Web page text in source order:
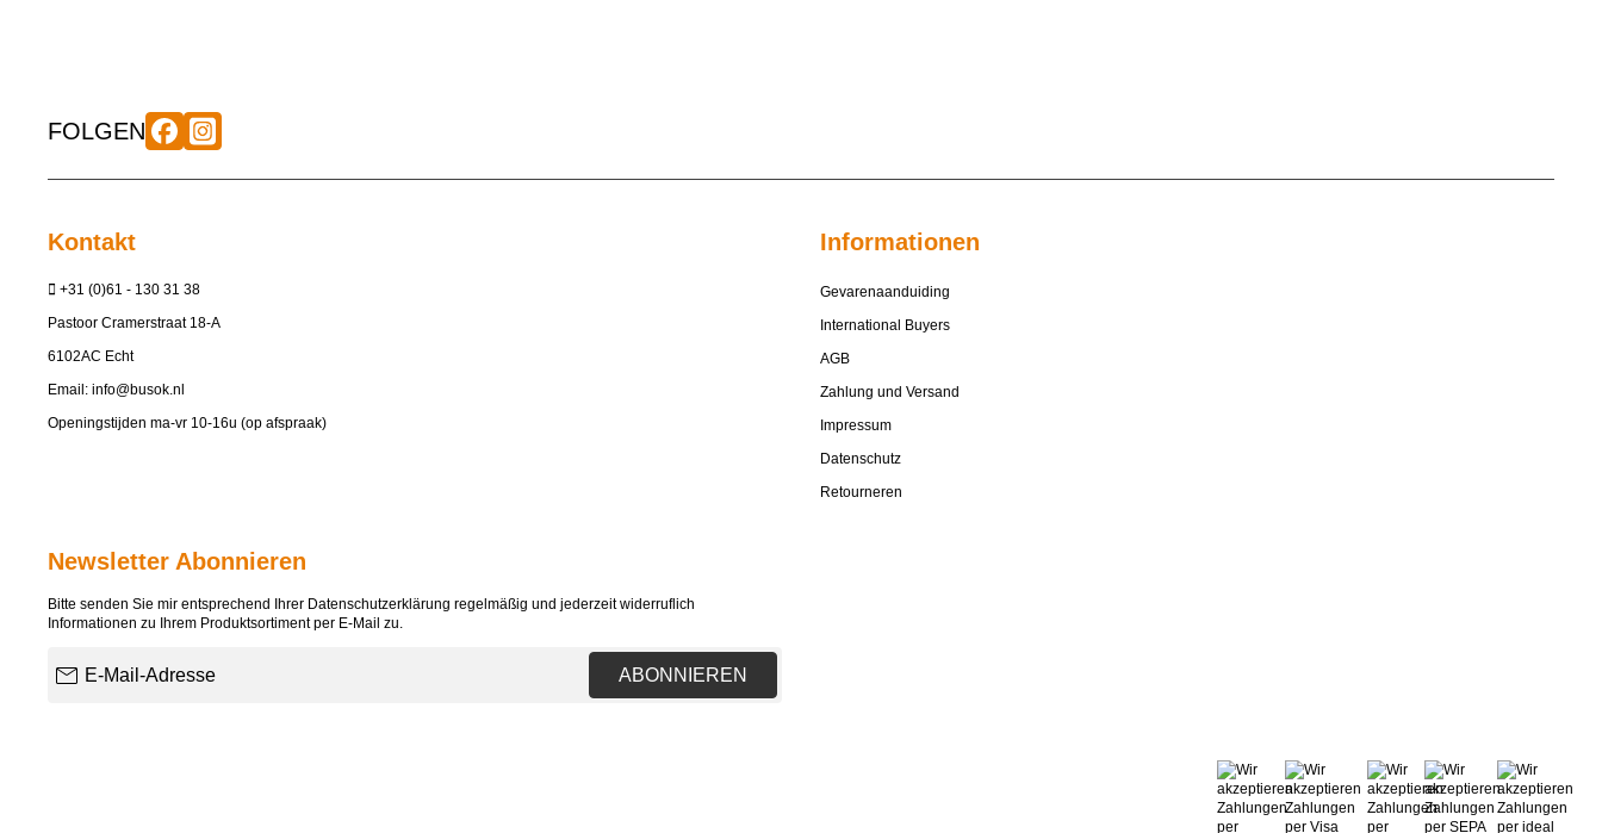
FOLGEN
Kontakt
+31 (0)61 - 130 31 38
Pastoor Cramerstraat 18-A
6102AC Echt
Email: info@busok.nl
Openingstijden ma-vr 10-16u (op afspraak)
Informationen
Gevarenaanduiding
International Buyers
AGB
Zahlung und Versand
Impressum
Datenschutz
Retourneren
Newsletter Abonnieren
Bitte senden Sie mir entsprechend Ihrer Datenschutzerklärung regelmäßig und jederzeit widerruflich
Informationen zu Ihrem Produktsortiment per E-Mail zu.
ABONNIEREN